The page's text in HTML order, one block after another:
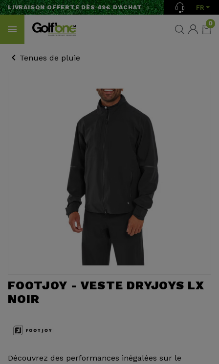
LIVRAISON OFFERTE DÈS 49€ D'ACHAT FR
0
Tenues de pluie
FOOTJOY - VESTE DRYJOYS LX
NOIR
Découvrez des performances inégalées sur le